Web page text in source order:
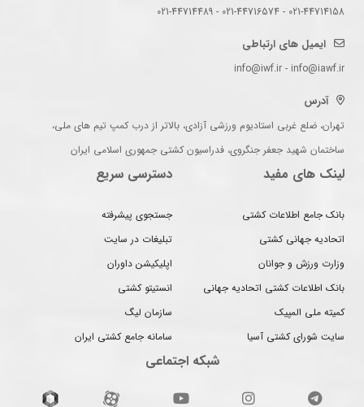
021-44714158 - 021-44716574 - 021-44714489
ایمیل های ارتباطی
info@iwf.ir - info@iawf.ir
آدرس
تهران، ضلع غربی استادیوم ورزشی آزادی، بالاتر از درب کمپ تیم های ملی،
ساختمان شهید جعفر جنگروی، فدراسیون کشتی جمهوری اسلامی ایران
لینک های مفید
بانک جامع اطلاعات کشتی
اتحادیه جهانی کشتی
وزارت ورزش و جوانان
بانک اطلاعات کشتی اتحادیه جهانی
کمیته ملی المپیک
سایت شورای کشتی آسیا
دسترسی سریع
جستجوی پیشرفته
تبلیغات در سایت
اپلیکیشن داوران
انستیتو کشتی
سازمان لیگ
سامانه جامع کشتی ایران
شبکه اجتماعی